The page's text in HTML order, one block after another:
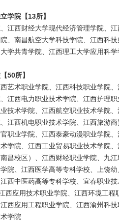
学院【13所】
江西财经大学现代经济管理学院、
、南昌航空大学科技学院、江西科
学共青学院、江西理工大学应用科
50所】
艺术职业学院、江西科技职业学院
江西电力职业技术学院、江西护理
技术学院、江西航空职业技术学院
江西机电职业技术学院、江西旅游
职业学院、江西泰豪动漫职业学院
学院、江西工业贸易职业技术学院
昌校区）、江西财经职业学院、九
院、江西医学高等专科学校、上饶
西中医药高等专科学校、宜春职业
西应用技术职业学院、江西环境工
西应用工程职业学院、江西渝州科
学院